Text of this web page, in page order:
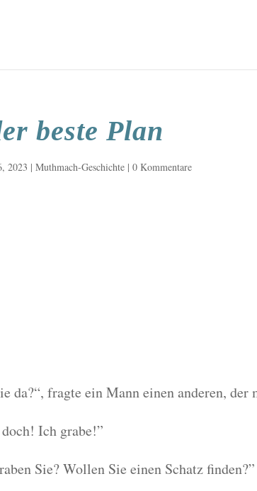
beste Plan
2023 |Muthmach-Geschichte |0 Kommentare
da?“, fragte ein Mann einen anderen,
Ich grabe!”
Sie? Wollen Sie einen Schatz finden?”